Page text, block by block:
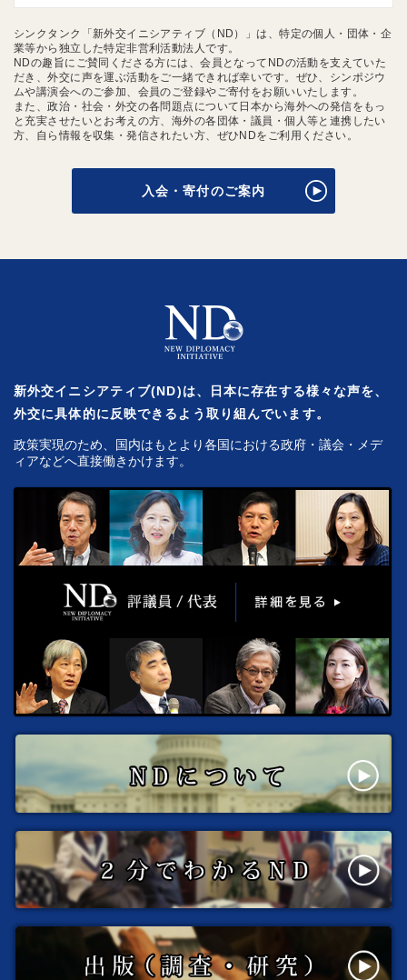
シンクタンク「新外交イニシアティブ（ND）」は、特定の個人・団体・企
業等から独立した特定非営利活動法人です。
NDの趣旨にご賛同くださる方には、会員となってNDの活動を支えていた
だき、外交に声を運ぶ活動をご一緒できれば幸いです。ぜひ、シンポジウ
ムや講演会へのご参加、会員のご登録やご寄付をお願いいたします。
また、政治・社会・外交の各問題点について日本から海外への発信をもっ
と充実させたいとお考えの方、海外の各団体・議員・個人等と連携したい
方、自ら情報を収集・発信されたい方、ぜひNDをご利用ください。
入会・寄付のご案内
新外交イニシアティブ(ND)は、日本に存在する様々な声を、
外交に具体的に反映できるよう取り組んでいます。
政策実現のため、国内はもとより各国における政府・議会・メデ
ィアなどへ直接働きかけます。